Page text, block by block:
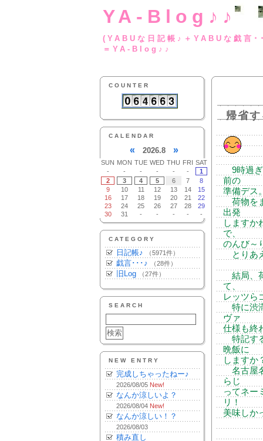
YA-Blog♪♪
(YABUな日記帳♪
＝YA-Blog♪♪
COUNTER
CALENDAR
« 2026.8 »
SUN MON TUE WED THU FRI SAT
-
- - - - -
1
2
3 4 5 6 7
8
9
10 11 12 13 14
15
16
17 18 19 20 21
22
23
24 25 26 27 28
29
30
31 - - - - -
CATEGORY
日記帳♪ （5971件）
戯言･･･♪ （28件）
旧Log （27件）
SEARCH
NEW ENTRY
完成しちゃったねー♪
2026/08/05 New!
なんか涼しいよ？
2026/08/04 New!
なんか涼しい！？
2026/08/03
積み直し
帰省
9時過ぎ
前の
準備デス
荷物を
出発
しますか
で、
のんび～
とりあ
結局、
て、
レッツら
特に渋
ヴァ
仕様も終
特記す
晩飯に
しますか
名古屋
らじ
ってネー
リ！
美味しか